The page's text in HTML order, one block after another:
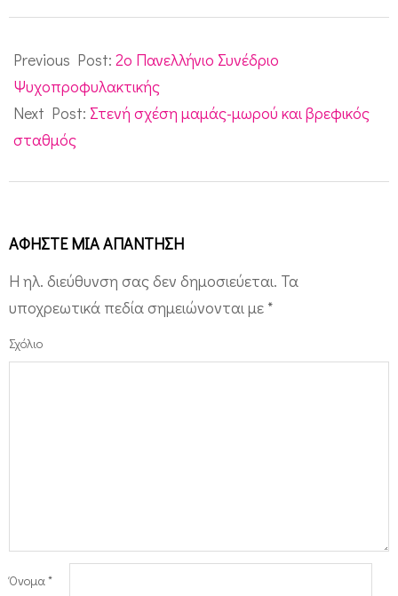
09-
05
Previous Post: 2o Πανελλήνιο Συνέδριο
Ψυχοπροφυλακτικής
Next Post: Στενή σχέση μαμάς-μωρού και βρεφικός
σταθμός
ΑΦΉΣΤΕ ΜΙΑ ΑΠΆΝΤΗΣΗ
Η ηλ. διεύθυνση σας δεν δημοσιεύεται. Τα
υποχρεωτικά πεδία σημειώνονται με *
Σχόλιο
Όνομα*